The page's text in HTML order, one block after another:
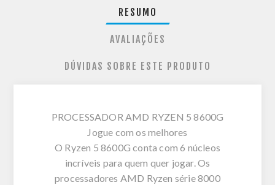
RESUMO
AVALIAÇÕES
DÚVIDAS SOBRE ESTE PRODUTO
PROCESSADOR AMD RYZEN 5 8600G
Jogue com os melhores
O Ryzen 5 8600G conta com 6 núcleos
incríveis para quem quer jogar. Os
processadores AMD Ryzen série 8000